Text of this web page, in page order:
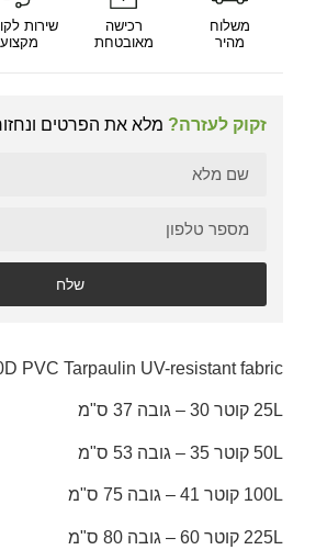
משלוח
מהיר
רכישה
מאובטחת
שירות
זקוק לעזרה? מלא את הפרטים
שלח
PVC Tarpaulin UV-resistant fabric
25L קוטר 30 – גובה 37 ס"מ
50L קוטר 35 – גובה 53 ס"מ
100L קוטר 41 – גובה 75 ס"מ
225L קוטר 60 – גובה 80 ס"מ